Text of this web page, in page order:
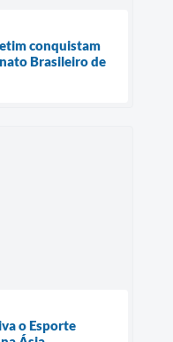
conquistam
Brasileiro de
o Esporte